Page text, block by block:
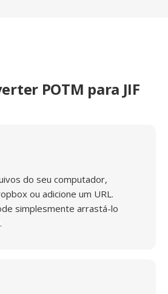
POTM para JIF
do seu computador,
ou adicione um URL.
simplesmente arrastá-lo